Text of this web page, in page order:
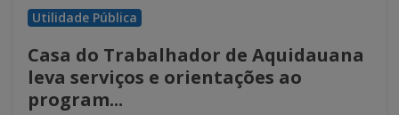
Utilidade Pública
Casa do Trabalhador de Aquidauana
leva serviços e orientações ao
program...